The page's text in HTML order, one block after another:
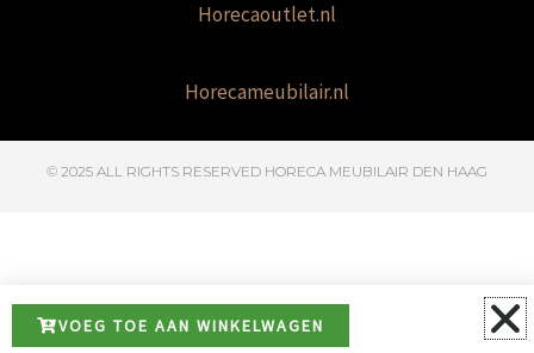
Horecaoutlet.nl
Horecameubilair.nl
© 2025 ALL RIGHTS RESERVED​ HORECA MEUBILAIR DEN HAAG
VOEG TOE AAN WINKELWAGEN